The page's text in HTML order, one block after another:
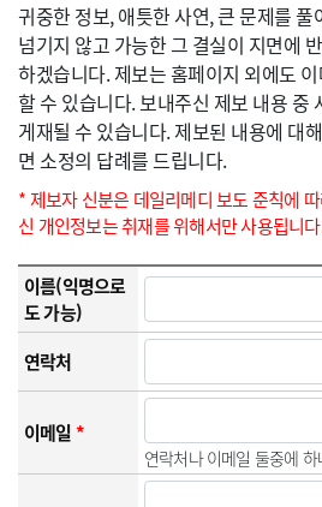
귀중한 정보, 애틋한 사연, 큰 문제를
넘기지 않고 가능한 그 결실이 지면에
하겠습니다. 제보는 홈페이지 외에도
할 수 있습니다. 보내주신 제보 내용 중
게재될 수 있습니다. 제보된 내용에 대
면 소정의 답례를 드립니다.
* 제보자 신분은 데일리메디 보도 준칙에
신 개인정보는 취재를 위해서만 사용됩니
이름(익명으로
도 가능)
연락처
이메일*
연락처나 이메일 둘중에